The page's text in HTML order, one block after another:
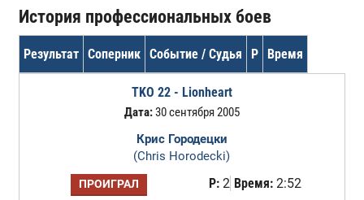
История профессиональных боев
Результат Соперник Событие / Судья Р Время
TKO 22 - Lionheart
Дата:30 сентября 2005
Крис Городецки
(Chris Horodecki)
ПРОИГРАЛ Р:2 Время:2:52